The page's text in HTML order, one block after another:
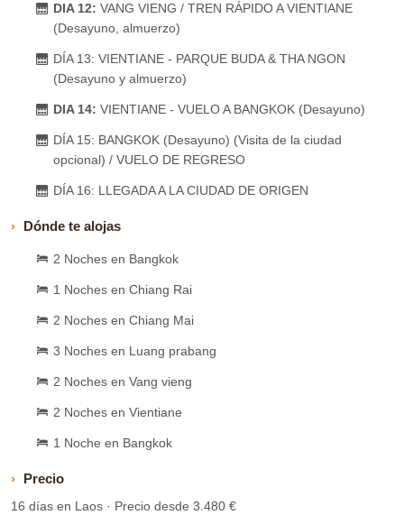
DIA 12: VANG VIENG / TREN RÁPIDO A VIENTIANE
(Desayuno, almuerzo)
DÍA 13: VIENTIANE - PARQUE BUDA & THA NGON
(Desayuno y almuerzo)
DIA 14: VIENTIANE - VUELO A BANGKOK (Desayuno)
DÍA 15: BANGKOK (Desayuno) (Visita de la ciudad
opcional) / VUELO DE REGRESO
DÍA 16: LLEGADA A LA CIUDAD DE ORIGEN
Dónde te alojas
2 Noches en Bangkok
1 Noches en Chiang Rai
2 Noches en Chiang Mai
3 Noches en Luang prabang
2 Noches en Vang vieng
2 Noches en Vientiane
1 Noche en Bangkok
Precio
16 días en Laos · Precio desde 3.480 €